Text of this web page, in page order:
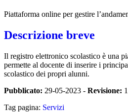
Piattaforma online per gestire
Descrizione breve
Il registro elettronico scolastico è una
permette al docente di inserire i
scolastico dei propri alunni.
Pubblicato: 29-05-2023 - Revisione:
Tag pagina: Servizi